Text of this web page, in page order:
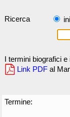
Ricerca
I termini biografici
Link PDF al
Termine: